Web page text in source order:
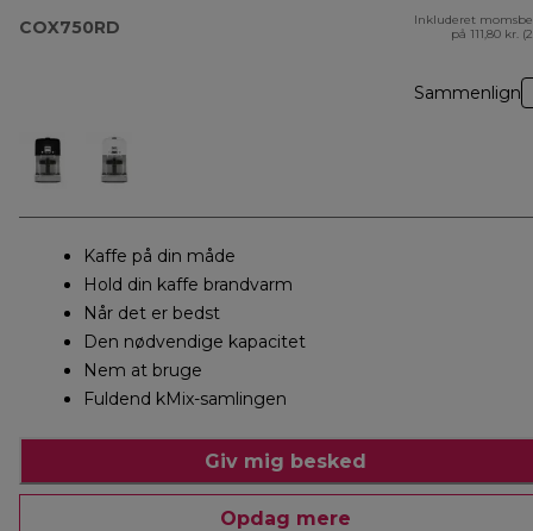
COX750RD
Inkluderet
på 111,80 kr.
Sammenlign
Kaffe på din måde
Hold din kaffe brandvarm
Når det er bedst
Den nødvendige kapacitet
Nem at bruge
Fuldend kMix-samlingen
Giv mig besked
Opdag mere